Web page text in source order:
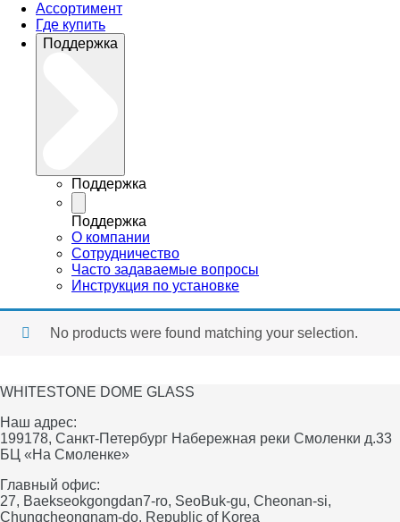
Ассортимент
Где купить
Поддержка
Поддержка
Поддержка
О компании
Сотрудничество
Часто задаваемые вопросы
Инструкция по установке
No products were found matching your selection.
WHITESTONE DOME GLASS
Наш адрес:
199178, Санкт-Петербург Набережная реки Смоленки д.33
БЦ «На Смоленке»
Главный офис:
27, Baekseokgongdan7-ro, SeoBuk-gu, Cheonan-si,
Chungcheongnam-do, Republic of Korea